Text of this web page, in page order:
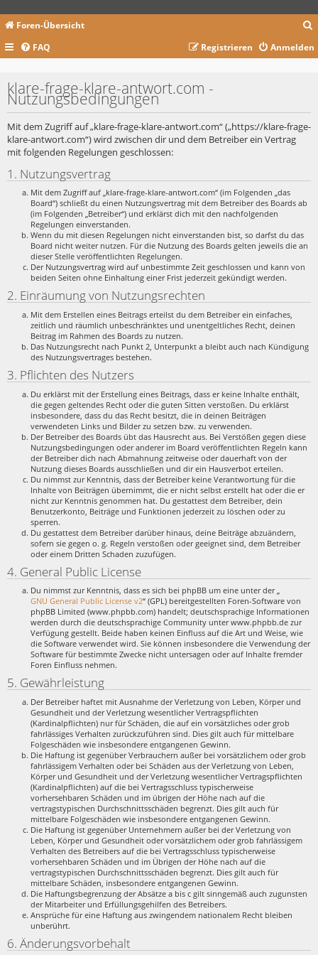
Foren-Übersicht
c
FAQ Anmelden
Registrieren
klare-frage-klare-antwort.com -
Nutzungsbedingungen
Mit dem Zugriff auf „klare-frage-klare-antwort.com“ („https://klare-frage-
klare-antwort.com“) wird zwischen dir und dem Betreiber ein Vertrag
mit folgenden Regelungen geschlossen:
1. Nutzungsvertrag
Mit dem Zugriff auf „klare-frage-klare-antwort.com“ (im Folgenden „das
Board“) schließt du einen Nutzungsvertrag mit dem Betreiber des Boards ab
(im Folgenden „Betreiber“) und erklärst dich mit den nachfolgenden
Regelungen einverstanden.
Wenn du mit diesen Regelungen nicht einverstanden bist, so darfst du das
Board nicht weiter nutzen. Für die Nutzung des Boards gelten jeweils die an
dieser Stelle veröffentlichten Regelungen.
Der Nutzungsvertrag wird auf unbestimmte Zeit geschlossen und kann von
beiden Seiten ohne Einhaltung einer Frist jederzeit gekündigt werden.
2. Einräumung von Nutzungsrechten
Mit dem Erstellen eines Beitrags erteilst du dem Betreiber ein einfaches,
zeitlich und räumlich unbeschränktes und unentgeltliches Recht, deinen
Beitrag im Rahmen des Boards zu nutzen.
Das Nutzungsrecht nach Punkt 2, Unterpunkt a bleibt auch nach Kündigung
des Nutzungsvertrages bestehen.
3. Pflichten des Nutzers
Du erklärst mit der Erstellung eines Beitrags, dass er keine Inhalte enthält,
die gegen geltendes Recht oder die guten Sitten verstoßen. Du erklärst
insbesondere, dass du das Recht besitzt, die in deinen Beiträgen
verwendeten Links und Bilder zu setzen bzw. zu verwenden.
Der Betreiber des Boards übt das Hausrecht aus. Bei Verstößen gegen diese
Nutzungsbedingungen oder anderer im Board veröffentlichten Regeln kann
der Betreiber dich nach Abmahnung zeitweise oder dauerhaft von der
Nutzung dieses Boards ausschließen und dir ein Hausverbot erteilen.
Du nimmst zur Kenntnis, dass der Betreiber keine Verantwortung für die
Inhalte von Beiträgen übernimmt, die er nicht selbst erstellt hat oder die er
nicht zur Kenntnis genommen hat. Du gestattest dem Betreiber, dein
Benutzerkonto, Beiträge und Funktionen jederzeit zu löschen oder zu
sperren.
Du gestattest dem Betreiber darüber hinaus, deine Beiträge abzuändern,
sofern sie gegen o. g. Regeln verstoßen oder geeignet sind, dem Betreiber
oder einem Dritten Schaden zuzufügen.
4. General Public License
Du nimmst zur Kenntnis, dass es sich bei phpBB um eine unter der „
GNU General Public License v2“ (GPL) bereitgestellten Foren-Software von
phpBB Limited (www.phpbb.com) handelt; deutschsprachige Informationen
werden durch die deutschsprachige Community unter www.phpbb.de zur
Verfügung gestellt. Beide haben keinen Einfluss auf die Art und Weise, wie
die Software verwendet wird. Sie können insbesondere die Verwendung der
Software für bestimmte Zwecke nicht untersagen oder auf Inhalte fremder
Foren Einfluss nehmen.
5. Gewährleistung
Der Betreiber haftet mit Ausnahme der Verletzung von Leben, Körper und
Gesundheit und der Verletzung wesentlicher Vertragspflichten
(Kardinalpflichten) nur für Schäden, die auf ein vorsätzliches oder grob
fahrlässiges Verhalten zurückzuführen sind. Dies gilt auch für mittelbare
Folgeschäden wie insbesondere entgangenen Gewinn.
Die Haftung ist gegenüber Verbrauchern außer bei vorsätzlichem oder grob
fahrlässigem Verhalten oder bei Schäden aus der Verletzung von Leben,
Körper und Gesundheit und der Verletzung wesentlicher Vertragspflichten
(Kardinalpflichten) auf die bei Vertragsschluss typischerweise
vorhersehbaren Schäden und im übrigen der Höhe nach auf die
vertragstypischen Durchschnittsschäden begrenzt. Dies gilt auch für
mittelbare Folgeschäden wie insbesondere entgangenen Gewinn.
Die Haftung ist gegenüber Unternehmern außer bei der Verletzung von
Leben, Körper und Gesundheit oder vorsätzlichem oder grob fahrlässigem
Verhalten des Betreibers auf die bei Vertragsschluss typischerweise
vorhersehbaren Schäden und im Übrigen der Höhe nach auf die
vertragstypischen Durchschnittsschäden begrenzt. Dies gilt auch für
mittelbare Schäden, insbesondere entgangenen Gewinn.
Die Haftungsbegrenzung der Absätze a bis c gilt sinngemäß auch zugunsten
der Mitarbeiter und Erfüllungsgehilfen des Betreibers.
Ansprüche für eine Haftung aus zwingendem nationalem Recht bleiben
unberührt.
6. Änderungsvorbehalt